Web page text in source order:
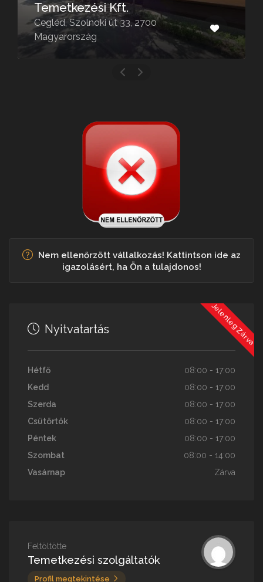
Kft.
út 33, 2700
Abony
Abony,
Nem ellenőrzött vállalkozás! Kattintson ide az
igazolásért, ha Ön a tulajdonos!
Jelenleg Zárva
Nyitvatartás
Hétfő
08:00 - 17:00
Kedd
08:00 - 17:00
Szerda
08:00 - 17:00
Csütörtök
08:00 - 17:00
Péntek
08:00 - 17:00
Szombat
08:00 - 14:00
Vasárnap
Zárva
Feltöltötte
Temetkezési szolgáltatók
Profil megtekintése